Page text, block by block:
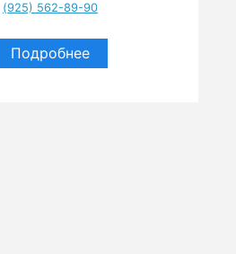
(925) 562-89-90
Подробнее